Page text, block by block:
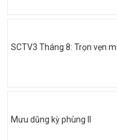
SCTV3 Tháng 8: Trọn vẹn
Mưu dũng kỳ phùng II